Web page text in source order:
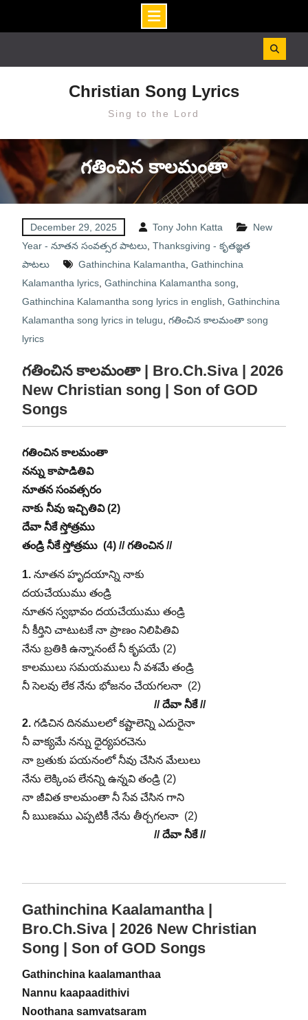
Christian Song Lyrics
Sing to the Lord
గతించిన కాలమంతా
December 29, 2025 Tony John Katta
New
Year - నూతన సంవత్సర పాటలు, Thanksgiving - కృతజ్ఞత
పాటలు
Gathinchina Kalamantha Gathinchina
Kalamantha lyrics, Gathinchina Kalamantha song
Gathinchina Kalamantha song lyrics in english Gathinchina
Kalamantha song lyrics in telugu గతించిన కాలమంతా song
lyrics
గతించిన కాలమంతా | Bro.Ch.Siva | 2026
New Christian song | Son of GOD
Songs
గతించిన కాలమంతా
నన్ను కాపాడితివి
నూతన సంవత్సరం
నాకు నీవు ఇచ్చితివి (2)
దేవా నీకే స్తోత్రము
తండ్రి నీకే స్తోత్రము (4) // గతించిన //
1. నూతన హృదయాన్ని నాకు
దయచేయుము తండ్రి
నూతన స్వభావం దయచేయుము తండ్రి
నీ కీర్తిని చాటుటకే నా ప్రాణం నిలిపితివి
నేను బ్రతికి ఉన్నానంటే నీ కృపయే (2)
కాలములు సమయములు నీ వశమే తండ్రి
నీ సెలవు లేక నేను భోజనం చేయగలనా (2)
// దేవా నీకే //
2. గడిచిన దినములలో కష్టాలెన్ని ఎదురైనా
నీ వాక్యమే నన్ను ధైర్యపరచెను
నా బ్రతుకు పయనంలో నీవు చేసిన మేలులు
నేను లెక్కింప లేనన్ని ఉన్నవి తండ్రి (2)
నా జీవిత కాలమంతా నీ సేవ చేసిన గాని
నీ ఋణము ఎప్పటికీ నేను తీర్చగలనా (2)
// దేవా నీకే //
Gathinchina Kaalamantha |
Bro.Ch.Siva | 2026 New Christian
Song | Son of GOD Songs
Gathinchina kaalamanthaa
Nannu kaapaadithivi
Noothana samvatsaram